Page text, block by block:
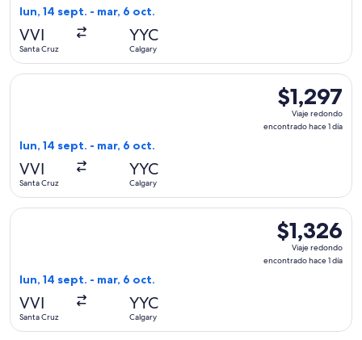
lun, 14 sept. - mar, 6 oct.
VVI
Santa Cruz
YYC
Calgary
$1,297
Viaje
redondo,
$1,297
Viaje redondo
encontrado hace 1 día
lun, 14 sept. - mar, 6 oct.
VVI
Santa Cruz
YYC
Calgary
Seleccionar vuelo de United, con salida el lun, 14 sept.
$1,326
Viaje
redondo,
$1,326
Viaje redondo
encontrado hace 1 día
lun, 14 sept. - mar, 6 oct.
VVI
Santa Cruz
YYC
Calgary
Seleccionar vuelo de United, con salida el lun, 14 sept.